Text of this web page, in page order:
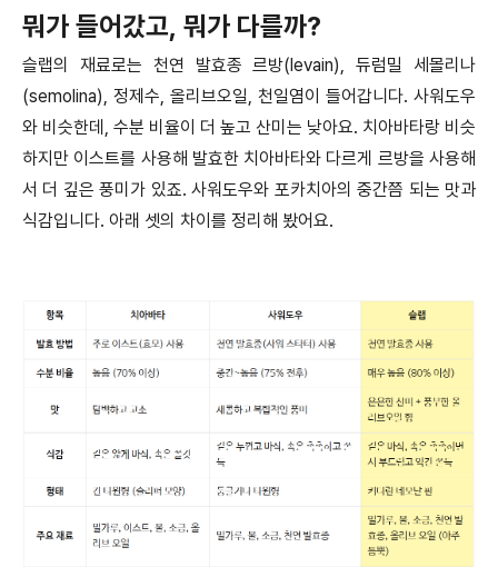
뭐가 들어갔고, 뭐가 다를까?
슬랩의 재료로는 천연 발효종 르방(levain), 듀럼밀 세몰리나
(semolina), 정제수, 올리브오일, 천일염이 들어갑니다. 사워도우
와 비슷한데, 수분 비율이 더 높고 산미는 낮아요. 치아바타랑 비슷
하지만 이스트를 사용해 발효한 치아바타와 다르게 르방을 사용해
서 더 깊은 풍미가 있죠. 사워도우와 포카치아의 중간쯤 되는 맛과
식감입니다. 아래 셋의 차이를 정리해 봤어요.